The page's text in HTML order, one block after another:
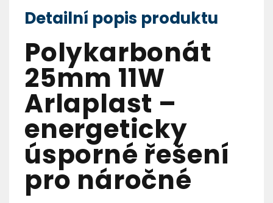
Detailní popis produktu
Polykarbonát
25mm 11W
Arlaplast –
energeticky
úsporné řešení
pro náročné